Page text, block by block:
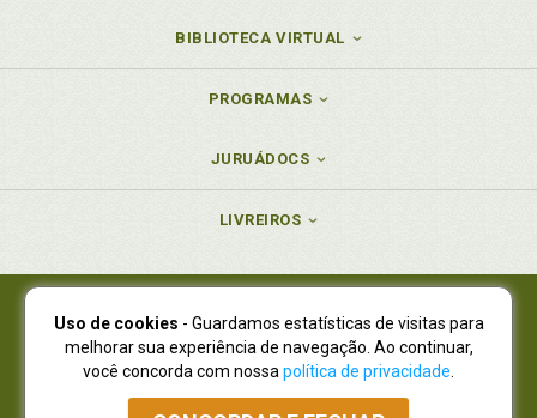
BIBLIOTECA VIRTUAL
PROGRAMAS
JURUÁDOCS
LIVREIROS
Juruá Editora Ltda., CNPJ 77.535.508/0001-19
Juruá Informática Ltda., CNPJ 01.701.561/0001-80
NOVO ENDEREÇO:R. Flávio Dallegrave, 7665, São Lourenço |
Curitiba - Paraná - CEP 82210-310
Uso de cookies - Guardamos estatísticas de visitas para
melhorar sua experiência de navegação. Ao continuar,
você concorda com nossa política de privacidade